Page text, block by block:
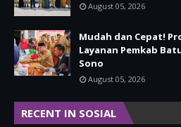
August 05, 2026
Mudah dan Cepat!
Layanan Pemkab
Sono
August 05, 2026
RECENT IN SOSIAL